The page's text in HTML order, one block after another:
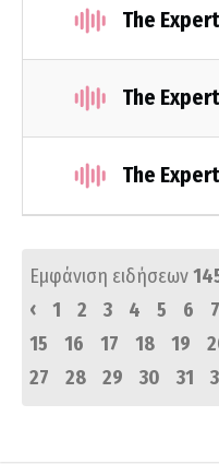
The
The
The
Εμφάνιση ειδήσεων
‹
1 2 3 4 5 6 7
15
16 17 18 19
27
28 29 30 31